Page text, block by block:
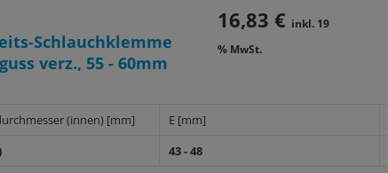
Schlauchklemme
verz., 55 - 60mm
16,83 € inkl. 19
% MwSt.
(innen) [mm] E [mm]
43 - 48